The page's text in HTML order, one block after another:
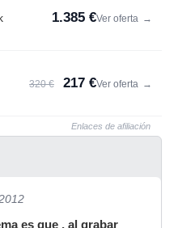
1.385 €Ver oferta →
320 € 217 €Ver oferta →
Enlaces de afiliación
es que , al grabar